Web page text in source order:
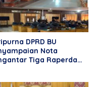
DPRD BU
Nota
Tiga Raperda